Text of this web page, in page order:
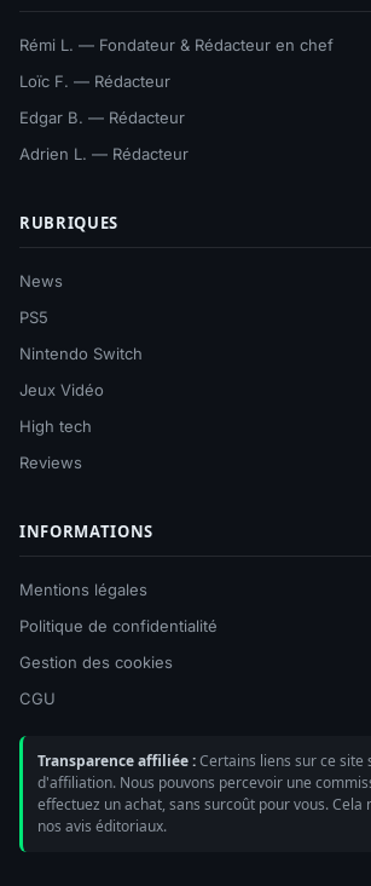
Rémi L. — Fondateur & Rédacteur en chef
Loïc F. — Rédacteur
Edgar B. — Rédacteur
Adrien L. — Rédacteur
RUBRIQUES
News
PS5
Nintendo Switch
Jeux Vidéo
High tech
Reviews
INFORMATIONS
Mentions légales
Politique de confidentialité
Gestion des cookies
CGU
Transparence affiliée :Certains liens sur ce site
d'affiliation. Nous pouvons percevoir une
effectuez un achat, sans surcoût pour vous. Cela
nos avis éditoriaux.